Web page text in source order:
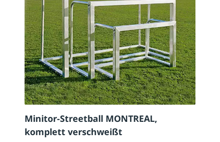
Minitor-Streetball MONTREAL,
komplett verschweißt